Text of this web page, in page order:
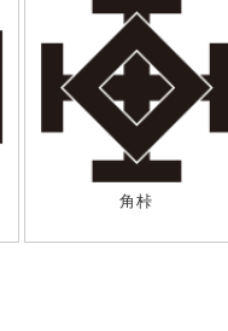
角桛